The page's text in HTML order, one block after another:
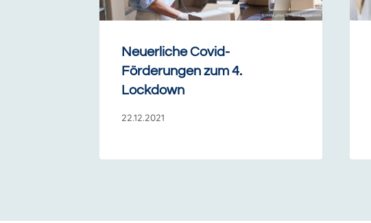
Neuerliche Covid-
Förderungen zum 4.
Lockdown
22.12.2021